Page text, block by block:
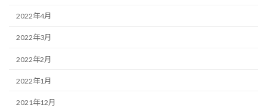
2022年4月
2022年3月
2022年2月
2022年1月
2021年12月